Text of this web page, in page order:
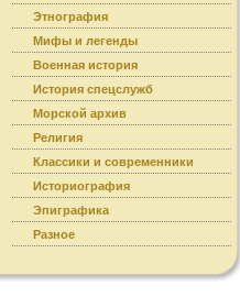
Этнография
Мифы и легенды
Военная история
История спецслужб
Морской архив
Религия
Классики и современники
Историография
Эпиграфика
Разное